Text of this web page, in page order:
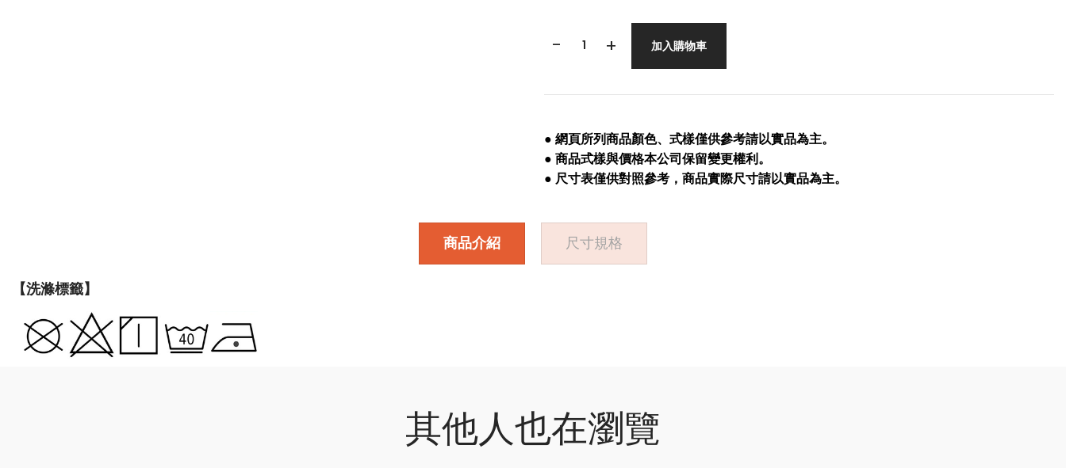
- + 加入購物車
● 網頁所列商品顏色、式樣僅供參考請以實品為主。
● 商品式樣與價格本公司保留變更權利。
● 尺寸表僅供對照參考，商品實際尺寸請以實品為主。
商品介紹 尺寸規格
【洗滌標籤】
其他人也在瀏覽